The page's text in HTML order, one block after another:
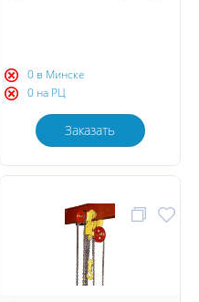
0 в Минске
0 на РЦ
Заказать